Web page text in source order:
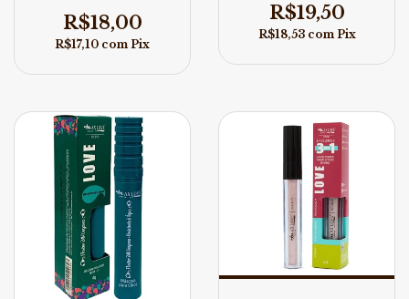
R$18,00
R$17,10 com Pix
Max Love
R$19,50
R$18,53 com Pix